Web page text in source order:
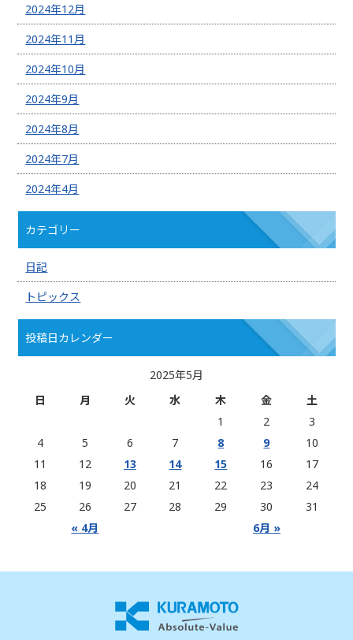
2024年12月
2024年11月
2024年10月
2024年9月
2024年8月
2024年7月
2024年4月
カテゴリー
日記
トピックス
投稿日カレンダー
2025年5月
日
月 火 水 木 金 土
« 4月 6月 »
1 2
3
4
5 6 7 8 9
10
11
12 13 14 15 16
17
18
19 20 21 22 23
24
25
26 27 28 29 30 31